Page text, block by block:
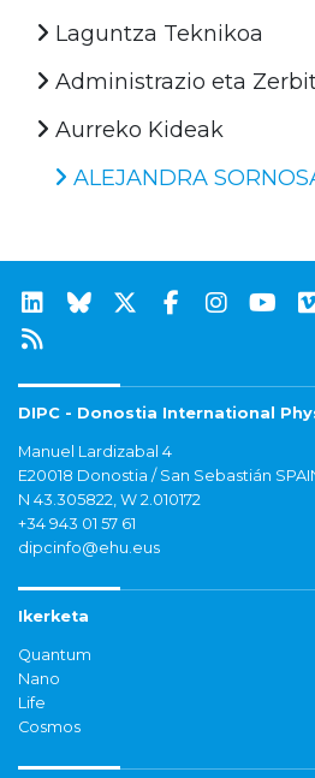
Laguntza Teknikoa
Administrazio eta
Aurreko Kideak
ALEJANDRA
DIPC - Donostia International
Manuel Lardizabal 4
E20018 Donostia / San Sebastián
N 43.305822, W 2.010172
+34 943 01 57 61
dipcinfo@ehu.eus
Ikerketa
Quantum
Nano
Life
Cosmos